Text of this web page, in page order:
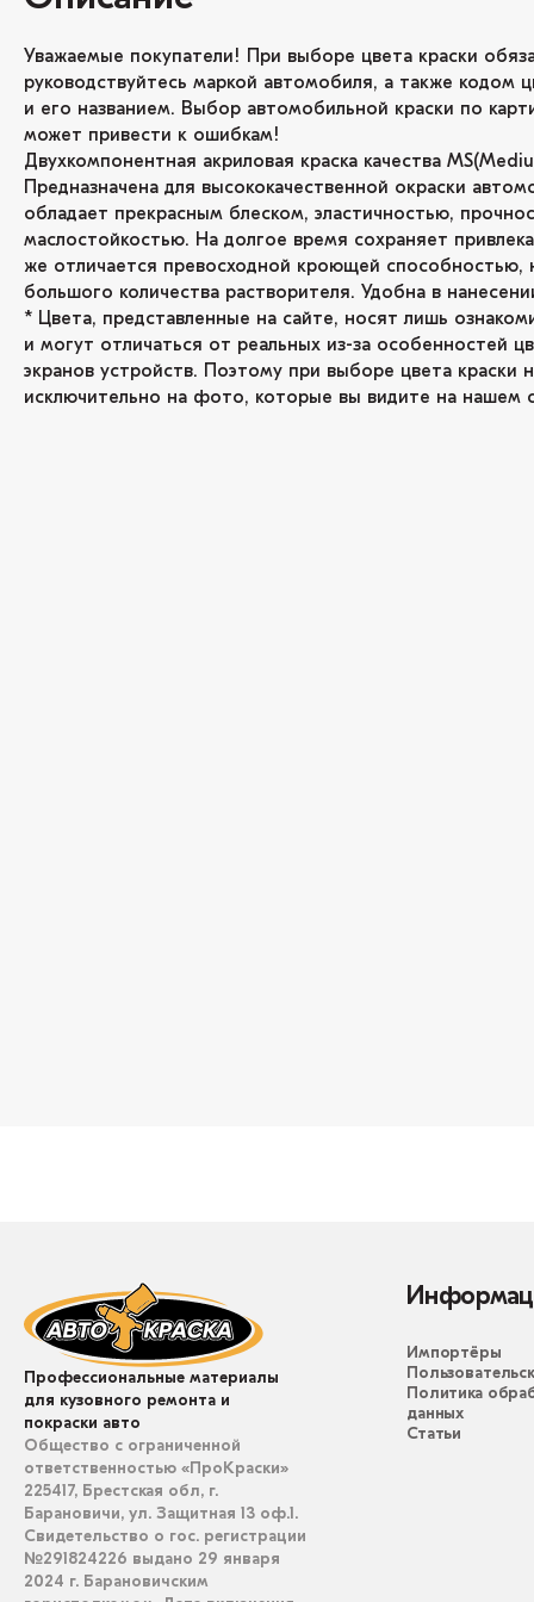
Уважаемые покупатели! При выборе цвета краски
руководствуйтесь маркой автомобиля, а также кодом
и его названием. Выбор автомобильной краски по
может привести к ошибкам!
Двухкомпонентная акриловая краска качества
Предназначена для высококачественной окраски
обладает прекрасным блеском, эластичностью,
маслостойкостью. На долгое время сохраняет
же отличается превосходной кроющей способностью,
большого количества растворителя. Удобна в
* Цвета, представленные на сайте, носят лишь
и могут отличаться от реальных из-за особенностей
экранов устройств. Поэтому при выборе цвета краски
исключительно на фото, которые вы видите на нашем
Профессиональные материалы
для кузовного ремонта и
покраски авто
Общество с ограниченной
ответственностью «ПроКраски»
225417, Брестская обл, г.
Барановичи, ул. Защитная 13 оф.1.
Свидетельство о гос. регистрации
№291824226 выдано 29 января
2024 г. Барановичским
Импортёры
Политика
данных
Статьи